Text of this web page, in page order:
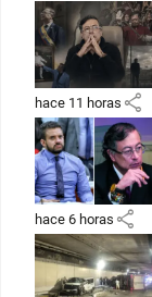
hace 11 horas share
hace 6 horas share